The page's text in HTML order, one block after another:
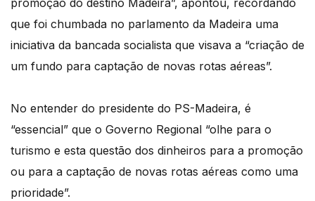
promoção do destino Madeira”, apontou, recordando
que foi chumbada no parlamento da Madeira uma
iniciativa da bancada socialista que visava a “criação de
um fundo para captação de novas rotas aéreas”.
No entender do presidente do PS-Madeira, é
“essencial” que o Governo Regional “olhe para o
turismo e esta questão dos dinheiros para a promoção
ou para a captação de novas rotas aéreas como uma
prioridade”.